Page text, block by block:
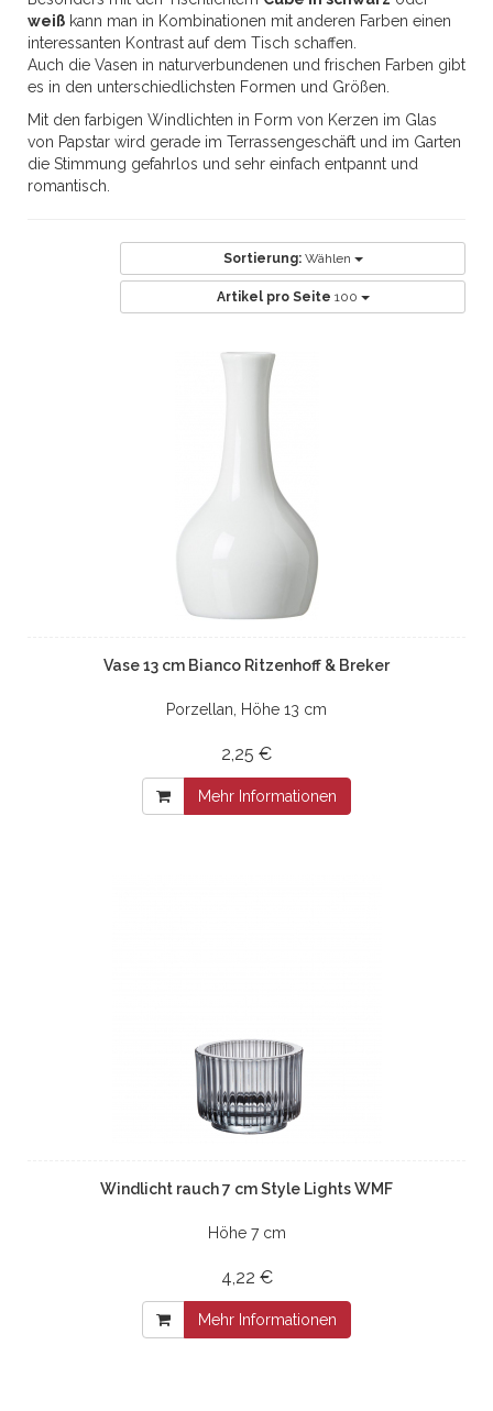
weiß kann man in Kombinationen mit anderen Farben einen
interessanten Kontrast auf dem Tisch schaffen.
Auch die Vasen in naturverbundenen und frischen Farben gibt
es in den unterschiedlichsten Formen und Größen.
Mit den farbigen Windlichten in Form von Kerzen im Glas
von Papstar wird gerade im Terrassengeschäft und im Garten
die Stimmung gefahrlos und sehr einfach entpannt und
romantisch.
Sortierung: Wählen
Artikel pro Seite 100
Vase 13 cm Bianco Ritzenhoff & Breker
Porzellan, Höhe 13 cm
2,25 €
Mehr Informationen
Windlicht rauch 7 cm Style Lights WMF
Höhe 7 cm
4,22 €
Mehr Informationen